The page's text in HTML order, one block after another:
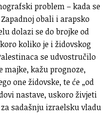
problem – kada se
obali i arapsko
dolazi se do brojke od
koliko je i židovskog
se udvostručilo
majke, kažu prognoze,
one židovske, te će „od
nastave, uskoro živjeti
sadašnju izraelsku vladu